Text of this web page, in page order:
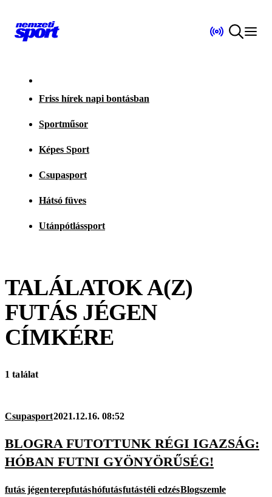
Friss hírek napi bontásban
Sportműsor
Képes Sport
Csupasport
Hátsó füves
Utánpótlássport
TALÁLATOK A(Z)
FUTÁS JÉGEN
CÍMKÉRE
1 találat
Csupasport2021.12.16. 08:52
BLOGRA FUTOTTUNK RÉGI IGAZSÁG:
HÓBAN FUTNI GYÖNYÖRŰSÉG!
futás jégenterepfutáshófutásfutástéli edzésBlogszemle